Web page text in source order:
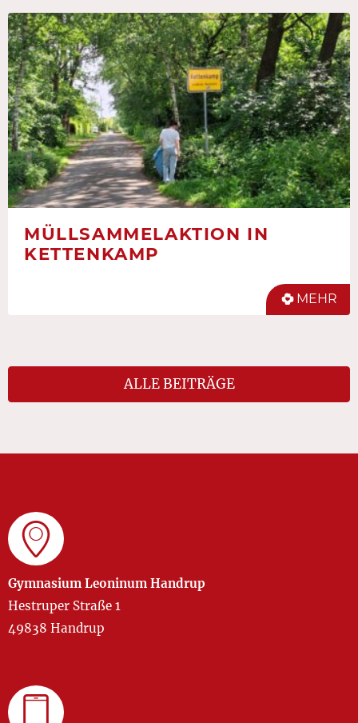
MÜLLSAMMELAKTION IN
KETTENKAMP
MEHR
ALLE BEITRÄGE
Gymnasium Leoninum Handrup
Hestruper Straße 1
49838 Handrup